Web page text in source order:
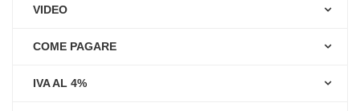
VIDEO
COME PAGARE
IVA AL 4%